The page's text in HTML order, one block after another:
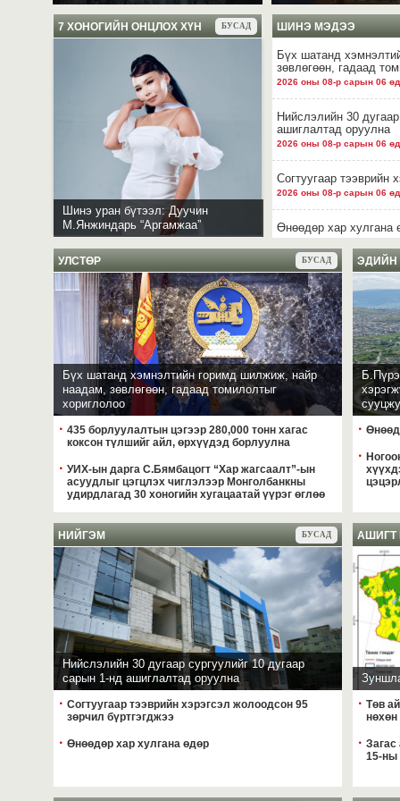
7 ХОНОГИЙН ОНЦЛОХ ХҮН БУСАД
Шинэ уран бүтээл: Дуучин
М.Янжиндарь “Аргамжаа”
ШИНЭ МЭДЭЭ
Бүх шатанд
зөвлөгөөн, гадаад
2026 оны 08-р сарын 06
Нийслэлийн 30
ашиглалтад оруулна
2026 оны 08-р сарын 06
Согтуугаар тээврийн
2026 оны 08-р сарын 06
Өнөөдөр хар хулгана
Улаанбаатарт
2026 оны 08-р сарын 06
435 борлуулалтын
айл, өрхүүдэд
2026 оны 07-р сарын 29
Шинэ уран бүтээл:
2026 оны 07-р сарын 29
Засгийн газрын
танилцуулж байна
2026 оны 07-р сарын 29
УИХ-ын дарга
чиглэлээр
үүрэг өглөө
2026 оны 07-р сарын 29
Хаврын ээлжит
гишүүдээс 16
2026 оны 07-р сарын 29
Б.Пүрэвдагва:
жишгээр гэр
2026 оны 07-р сарын 29
2026 оны 07-р сарын 29
Өнөөдөр хөх луу өдөр
2026 оны 07-р сарын 29
УЛСТӨР БУСАД
Бүх шатанд хэмнэлтийн горимд шилжиж, найр
наадам, зөвлөгөөн, гадаад томилолтыг
хориглолоо
435 борлуулалтын цэгээр 280,000 тонн хагас
коксон түлшийг айл, өрхүүдэд борлуулна
УИХ-ын дарга С.Бямбацогт “Хар жагсаалт”-ын
асуудлыг цэгцлэх чиглэлээр Монголбанкны
удирдлагад 30 хоногийн хугацаатай үүрэг өглөө
ЭДИЙН
НИЙГЭМ БУСАД
Нийслэлийн 30 дугаар сургуулийг 10 дугаар
сарын 1-нд ашиглалтад оруулна
Согтуугаар тээврийн хэрэгсэл жолоодсон 95
зөрчил бүртгэгджээ
Өнөөдөр хар хулгана өдөр
АШИГТ
Төв
нөхөн
Загас
15-ны